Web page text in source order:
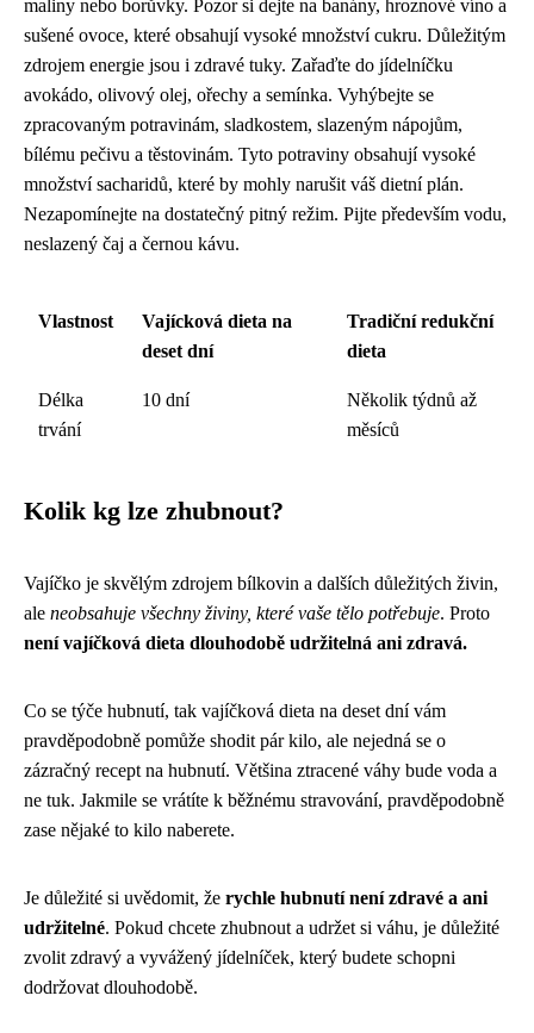
maliny nebo borůvky. Pozor si dejte na banány, hroznové víno a
sušené ovoce, které obsahují vysoké množství cukru. Důležitým
zdrojem energie jsou i zdravé tuky. Zařaďte do jídelníčku
avokádo, olivový olej, ořechy a semínka. Vyhýbejte se
zpracovaným potravinám, sladkostem, slazeným nápojům,
bílému pečivu a těstovinám. Tyto potraviny obsahují vysoké
množství sacharidů, které by mohly narušit váš dietní plán.
Nezapomínejte na dostatečný pitný režim. Pijte především vodu,
neslazený čaj a černou kávu.
Vlastnost
Vajícková dieta na
deset dní
Tradiční redukční
dieta
Délka
trvání
10 dní
Několik týdnů až
měsíců
Kolik kg lze zhubnout?
Vajíčko je skvělým zdrojem bílkovin a dalších důležitých živin,
ale neobsahuje všechny živiny, které vaše tělo potřebuje. Proto
není vajíčková dieta dlouhodobě udržitelná ani zdravá.
Co se týče hubnutí, tak vajíčková dieta na deset dní vám
pravděpodobně pomůže shodit pár kilo, ale nejedná se o
zázračný recept na hubnutí. Většina ztracené váhy bude voda a
ne tuk. Jakmile se vrátíte k běžnému stravování, pravděpodobně
zase nějaké to kilo naberete.
Je důležité si uvědomit, že rychle hubnutí není zdravé a ani
udržitelné. Pokud chcete zhubnout a udržet si váhu, je důležité
zvolit zdravý a vyvážený jídelníček, který budete schopni
dodržovat dlouhodobě.